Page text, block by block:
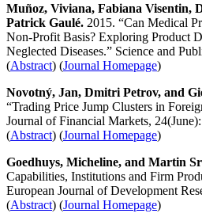
Muñoz, Viviana, Fabiana Visentin,
Patrick Gaulé. 2015. “Can Medical
Non-Profit Basis? Exploring Product
Neglected Diseases.” Science and
(Abstract) (Journal Homepage)
Novotný, Jan, Dmitri Petrov, and
“Trading Price Jump Clusters in
Journal of Financial Markets,
(Abstract) (Journal Homepage)
Goedhuys, Micheline, and Martin
Capabilities, Institutions and Firm
European Journal of Development
(Abstract) (Journal Homepage)